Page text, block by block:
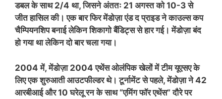
डबल के साथ 2/4 था, जिसने अंततः 21 अगस्त को 10-3 से
जीत हासिल की। ​​एक बार फिर मेंडोज़ा एंड द प्राइड ने काउल्स कप
चैम्पियनशिप बनाई लेकिन शिकागो बैंडिट्स से हार गई। मेंडोज़ा बंद
हो गया था लेकिन दो बार चला गया।
2004 में, मेंडोज़ा 2004 एथेंस ओलंपिक खेलों में टीम यूएसए के
लिए एक शुरुआती आउटफील्डर थे। टूर्नामेंट से पहले, मेंडोज़ा ने 42
आरबीआई और 10 घरेलू रन के साथ “एमिंग फॉर एथेंस” दौरे पर